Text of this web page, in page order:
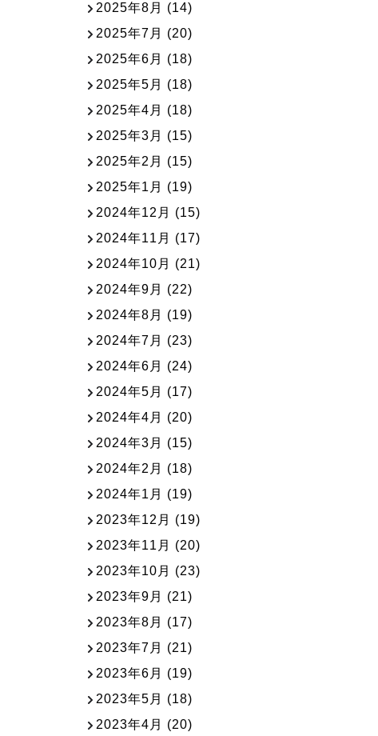
2025年8月 (14)
2025年7月 (20)
2025年6月 (18)
2025年5月 (18)
2025年4月 (18)
2025年3月 (15)
2025年2月 (15)
2025年1月 (19)
2024年12月 (15)
2024年11月 (17)
2024年10月 (21)
2024年9月 (22)
2024年8月 (19)
2024年7月 (23)
2024年6月 (24)
2024年5月 (17)
2024年4月 (20)
2024年3月 (15)
2024年2月 (18)
2024年1月 (19)
2023年12月 (19)
2023年11月 (20)
2023年10月 (23)
2023年9月 (21)
2023年8月 (17)
2023年7月 (21)
2023年6月 (19)
2023年5月 (18)
2023年4月 (20)